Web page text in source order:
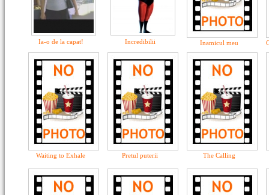
Ia-o de la capat! Incredibilii Inamicul meu
Waiting to Exhale Pretul puterii The Calling